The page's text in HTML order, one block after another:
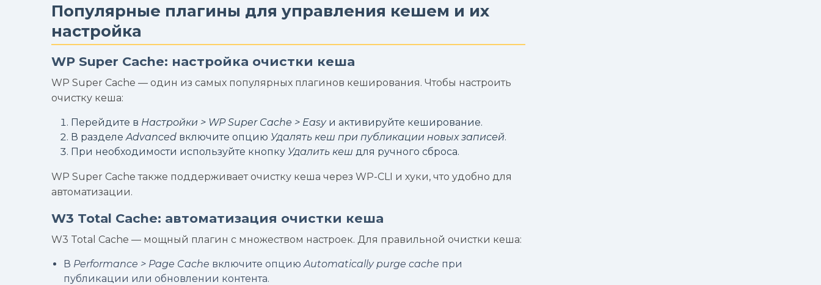
Популярные плагины для управления кешем и их
настройка
WP Super Cache: настройка очистки кеша
WP Super Cache — один из самых популярных плагинов кеширования. Чтобы настроить
очистку кеша:
Перейдите в Настройки > WP Super Cache > Easyи активируйте кеширование.
В разделе Advanced включите опцию Удалять кеш при публикации новых записей.
При необходимости используйте кнопку Удалить кеш для ручного сброса.
WP Super Cache также поддерживает очистку кеша через WP-CLI и хуки, что удобно для
автоматизации.
W3 Total Cache: автоматизация очистки кеша
W3 Total Cache — мощный плагин с множеством настроек. Для правильной очистки кеша:
В Performance > Page Cache включите опцию Automatically purge cache при
публикации или обновлении контента.